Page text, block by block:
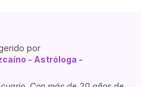
por
- Astróloga -